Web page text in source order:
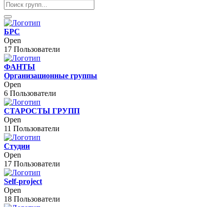
БРС
Open
17 Пользователи
ФАНТЫ
Организационные группы
Open
6 Пользователи
СТАРОСТЫ ГРУПП
Open
11 Пользователи
Студии
Open
17 Пользователи
Self-project
Open
18 Пользователи